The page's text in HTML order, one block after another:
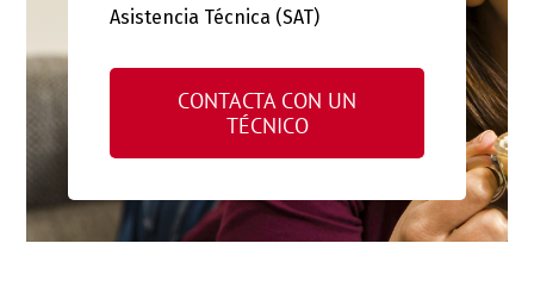
Asistencia Técnica (SAT)
CONTACTA CON UN
TÉCNICO